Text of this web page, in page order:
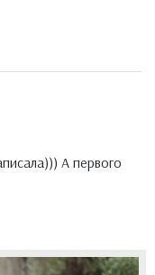
А первого